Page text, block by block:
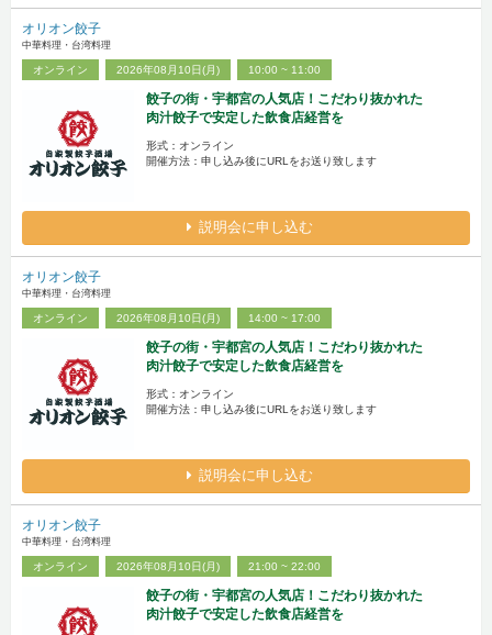
オリオン餃子
中華料理・台湾料理
オンライン 2026年08月10日(月) 10:00 ~ 11:00
餃子の街・宇都宮の人気店！こだわり抜かれた
肉汁餃子で安定した飲食店経営を
形式：オンライン
開催方法：申し込み後にURLをお送り致します
説明会に申し込む
オリオン餃子
中華料理・台湾料理
オンライン 2026年08月10日(月) 14:00 ~ 17:00
餃子の街・宇都宮の人気店！こだわり抜かれた
肉汁餃子で安定した飲食店経営を
形式：オンライン
開催方法：申し込み後にURLをお送り致します
説明会に申し込む
オリオン餃子
中華料理・台湾料理
オンライン 2026年08月10日(月) 21:00 ~ 22:00
餃子の街・宇都宮の人気店！こだわり抜かれた
肉汁餃子で安定した飲食店経営を